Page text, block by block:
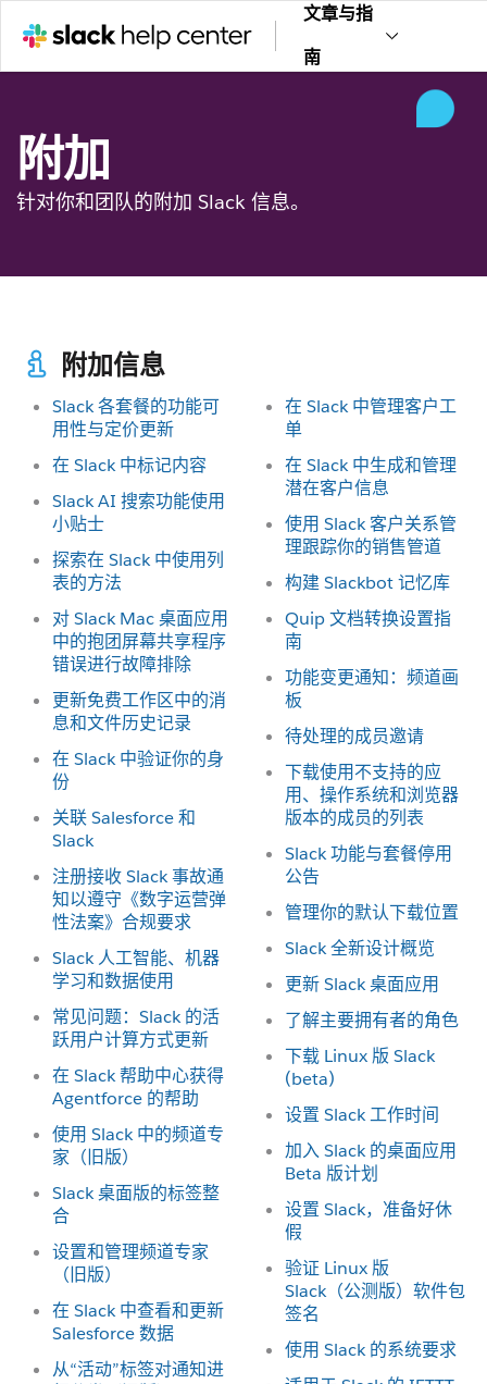
文章与指
南
附加
针对你和团队的附加 Slack 信息。
附加信息
Slack 各套餐的功能可
用性与定价更新
在 Slack 中标记内容
Slack AI 搜索功能使用
小贴士
探索在 Slack 中使用列
表的方法
对 Slack Mac 桌面应用
中的抱团屏幕共享程序
错误进行故障排除
更新免费工作区中的消
息和文件历史记录
在 Slack 中验证你的身
份
关联 Salesforce 和
Slack
注册接收 Slack 事故通
知以遵守《数字运营弹
性法案》合规要求
Slack 人工智能、机器
学习和数据使用
常见问题：Slack 的活
跃用户计算方式更新
在 Slack 帮助中心获得
Agentforce 的帮助
使用 Slack 中的频道专
家（旧版）
Slack 桌面版的标签整
合
设置和管理频道专家
（旧版）
在 Slack 中查看和更新
Salesforce 数据
从“活动”标签对通知进
在 Slack 中管理客户工
单
在 Slack 中生成和管理
潜在客户信息
使用 Slack 客户关系管
理跟踪你的销售管道
构建 Slackbot 记忆库
Quip 文档转换设置指
南
功能变更通知：频道画
板
待处理的成员邀请
下载使用不支持的应
用、操作系统和浏览器
版本的成员的列表
Slack 功能与套餐停用
公告
管理你的默认下载位置
Slack 全新设计概览
更新 Slack 桌面应用
了解主要拥有者的角色
下载 Linux 版 Slack
(beta)
设置 Slack 工作时间
加入 Slack 的桌面应用
Beta 版计划
设置 Slack，准备好休
假
验证 Linux 版
Slack（公测版）软件包
签名
使用 Slack 的系统要求